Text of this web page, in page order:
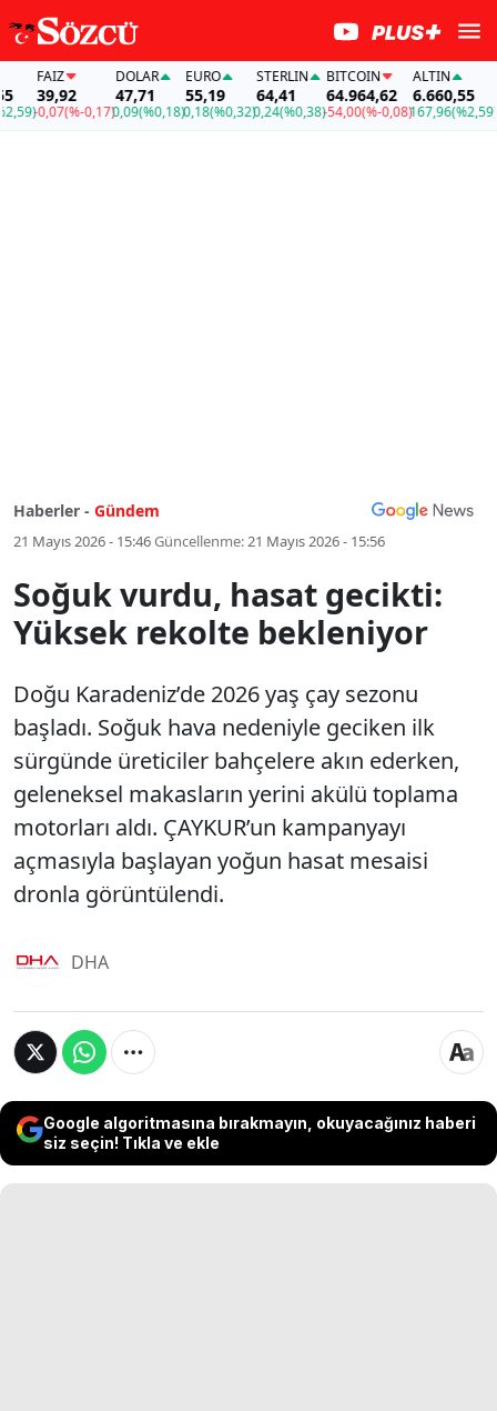
FAİZ
39,92
-0,07(%-0,17)
DOLAR
47,71
0,09(%0,18)
EURO
55,19
0,18(%0,32)
STERLIN
64,41
0,24(%0,38)
BITCOIN
64.964,62
-54,00(%-0,08)
ALTIN
6.660,55
167,96(%2,59)-
Haberler - Gündem
21 Mayıs 2026 - 15:46Güncellenme:21 Mayıs 2026 - 15:56
Soğuk vurdu, hasat gecikti:
Yüksek rekolte bekleniyor
Doğu Karadeniz’de 2026 yaş çay sezonu
başladı. Soğuk hava nedeniyle geciken ilk
sürgünde üreticiler bahçelere akın ederken,
geleneksel makasların yerini akülü toplama
motorları aldı. ÇAYKUR’un kampanyayı
açmasıyla başlayan yoğun hasat mesaisi
dronla görüntülendi.
DHA
Google algoritmasına bırakmayın, okuyacağınız haberi
siz seçin! Tıkla ve ekle